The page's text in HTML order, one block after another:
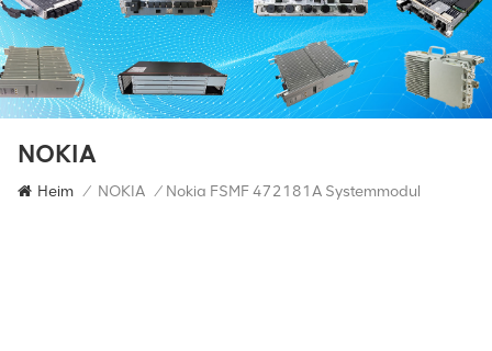
NOKIA
Heim / NOKIA / Nokia FSMF 472181A Systemmodul